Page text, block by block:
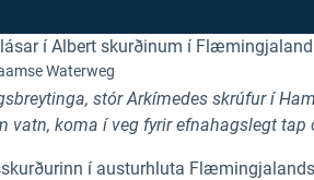
Waterweg
stór Arkímedes skrúfur í
vatn, koma í veg fyrir efnahagslegt tap
í austurhluta